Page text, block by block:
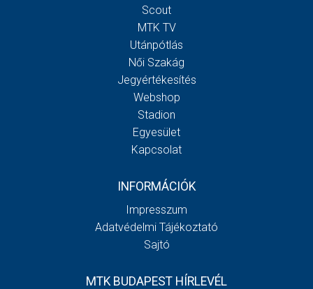
Scout
MTK TV
Utánpótlás
Női Szakág
Jegyértékesítés
Webshop
Stadion
Egyesület
Kapcsolat
INFORMÁCIÓK
Impresszum
Adatvédelmi Tájékoztató
Sajtó
MTK BUDAPEST HÍRLEVÉL